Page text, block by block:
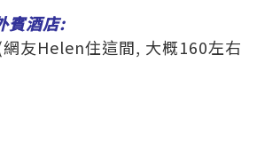
賓酒店:
友Helen住這間, 大概160左右